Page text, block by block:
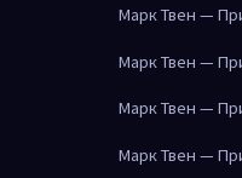
Марк Твен —
Марк Твен —
Марк Твен —
Марк Твен —